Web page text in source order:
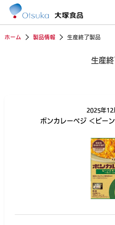
ホーム 製品情報 生産終了製品
生産
2025年12
ボンカレーベジ ＜ビー